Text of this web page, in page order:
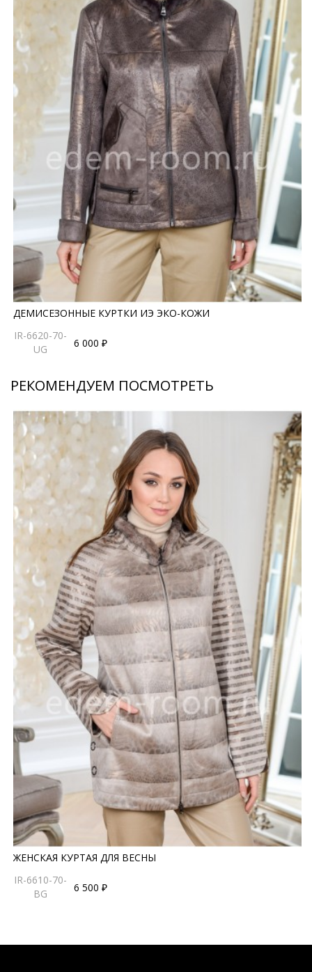
ДЕМИСЕЗОННЫЕ КУРТКИ ИЭ ЭКО-КОЖИ
IR-6620-70-
UG
6 000 ₽
РЕКОМЕНДУЕМ ПОСМОТРЕТЬ
ЖЕНСКАЯ КУРТАЯ ДЛЯ ВЕСНЫ
IR-6610-70-
BG
6 500 ₽